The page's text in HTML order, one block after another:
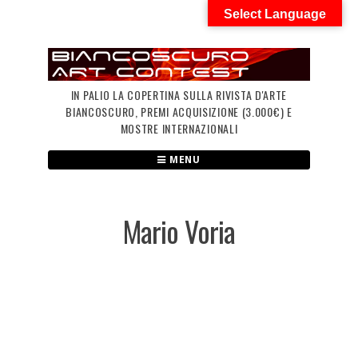
IN PALIO LA COPERTINA SULLA RIVISTA D'ARTE
BIANCOSCURO, PREMI ACQUISIZIONE (3.000€) E
MOSTRE INTERNAZIONALI
MENU
Mario Voria
Select Language